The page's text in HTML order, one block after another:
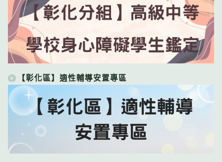
【彰化區】適性輔導安置專區